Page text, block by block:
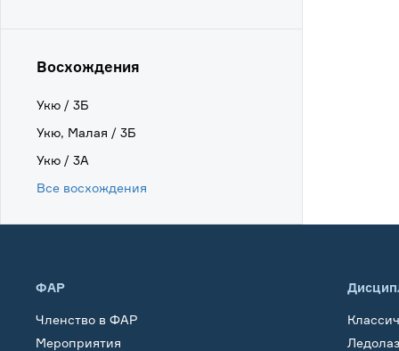
Восхождения
Укю / 3Б
Укю, Малая / 3Б
Укю / 3А
Все восхождения
ФАР
Членство в ФАР
Мероприятия